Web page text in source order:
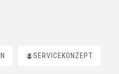
SERVICEKONZEPT